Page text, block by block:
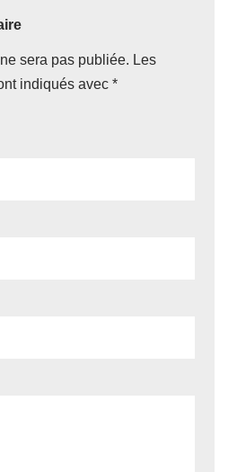
sera pas publiée. Les
indiqués avec *